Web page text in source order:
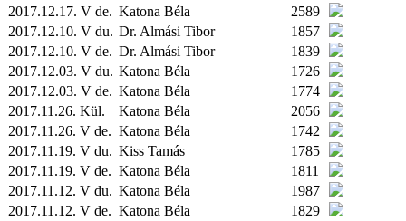
2017.12.17. V de. Katona Béla
2589
2017.12.10. V du. Dr. Almási Tibor
1857
2017.12.10. V de. Dr. Almási Tibor
1839
2017.12.03. V du. Katona Béla
1726
2017.12.03. V de. Katona Béla
1774
2017.11.26. Kül. Katona Béla
2056
2017.11.26. V de. Katona Béla
1742
2017.11.19. V du. Kiss Tamás
1785
2017.11.19. V de. Katona Béla
1811
2017.11.12. V du. Katona Béla
1987
2017.11.12. V de. Katona Béla
1829